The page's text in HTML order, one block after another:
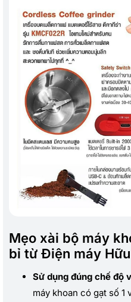
Mẹo xài bộ máy
bỉ từ Điện máy
Sử dụng đúng chế độ
máy khoan có gạt số 1